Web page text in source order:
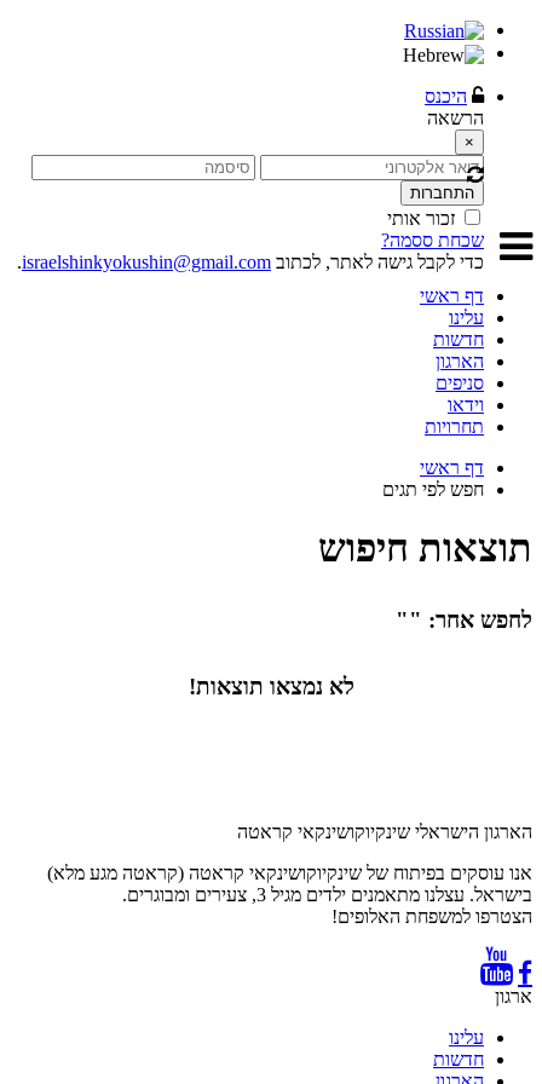
היכנס
הרשאה
×
התחברות
זכור אותי
שכחת ססמה?
כדי לקבל גישה לאתר, לכתוב israelshinkyokushin@gmail.com
.
דף ראשי
עלינו
חדשות
הארגון
סניפים
וידאו
תחרויות
דף ראשי
חפש לפי תגים
תוצאות חיפוש
לחפש אחר: ""
לא נמצאו תוצאות!
הארגון הישראלי שינקיוקושינקאי קראטה
אנו עוסקים בפיתוח של שינקיוקושינקאי קראטה (קראטה מגע מלא)
בישראל. עצלנו מתאמנים ילדים מגיל 3, צעירים ומבוגרים.
הצטרפו למשפחת האלופים!
ארגון
עלינו
חדשות